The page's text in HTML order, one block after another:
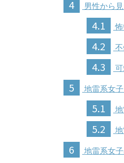
4 男性から
4.1 怖
4.2 不
4.3
5 地雷系女
5.1
5.2
6 地雷系女